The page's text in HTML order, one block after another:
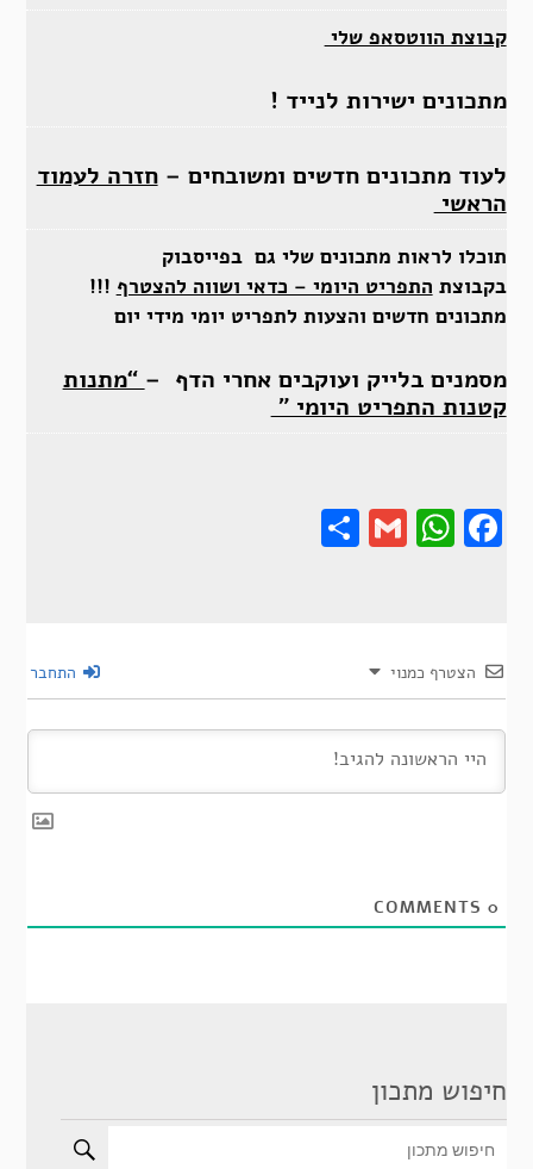
קבוצת הווטסאפ שלי
מתכונים ישירות לנייד !
לעוד מתכונים חדשים ומשובחים –חזרה לעמוד
הראשי
תוכלו לראות מתכונים שלי גם בפייסבוק
בקבוצת התפריט היומי – כדאי ושווה להצטרף !!!
מתכונים חדשים והצעות לתפריט יומי מידי יום
מסמנים בלייק ועוקבים אחרי הדף – “מתנות
קטנות התפריט היומי ”
Gmail
Share
הצטרף כמנוי התחבר
0
חיפוש מתכון